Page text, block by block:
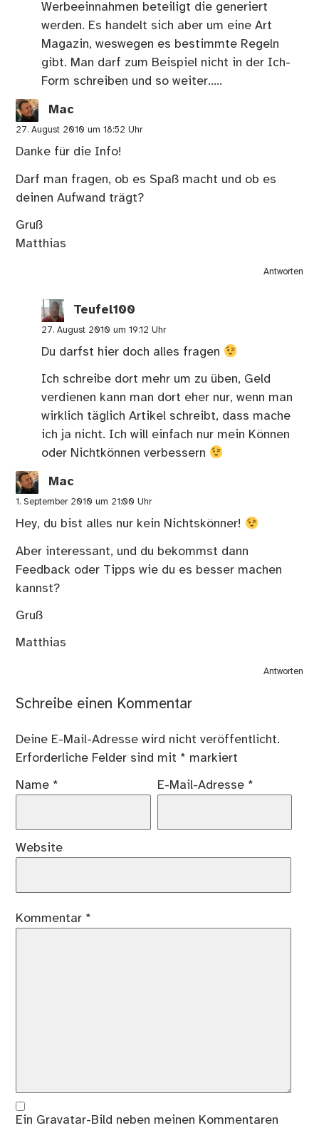
Werbeeinnahmen beteiligt die generiert
werden. Es handelt sich aber um eine Art
Magazin, weswegen es bestimmte Regeln
gibt. Man darf zum Beispiel nicht in der Ich-
Form schreiben und so weiter…..
Mac
27. August 2010 um 18:52 Uhr
Danke für die Info!
Darf man fragen, ob es Spaß macht und ob es
deinen Aufwand trägt?
Gruß
Matthias
Antworten
Teufel100
27. August 2010 um 19:12 Uhr
Du darfst hier doch alles fragen
Ich schreibe dort mehr um zu üben, Geld
verdienen kann man dort eher nur, wenn man
wirklich täglich Artikel schreibt, dass mache
ich ja nicht. Ich will einfach nur mein Können
oder Nichtkönnen verbessern
Mac
1. September 2010 um 21:00 Uhr
Hey, du bist alles nur kein Nichtskönner!
Aber interessant, und du bekommst dann
Feedback oder Tipps wie du es besser machen
kannst?
Gruß
Matthias
Antworten
Schreibe einen Kommentar
Deine E-Mail-Adresse wird nicht veröffentlicht.
Erforderliche Felder sind mit * markiert
Name * E-Mail-Adresse *
Website
Kommentar *
Ein Gravatar-Bild neben meinen Kommentaren